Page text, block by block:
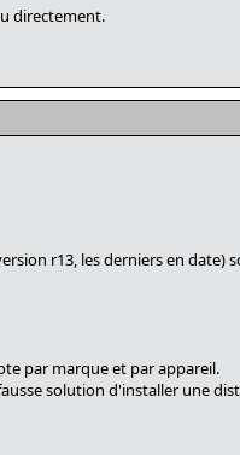
directement.
r13, les derniers en date)
par marque et par appareil.
solution d'installer une